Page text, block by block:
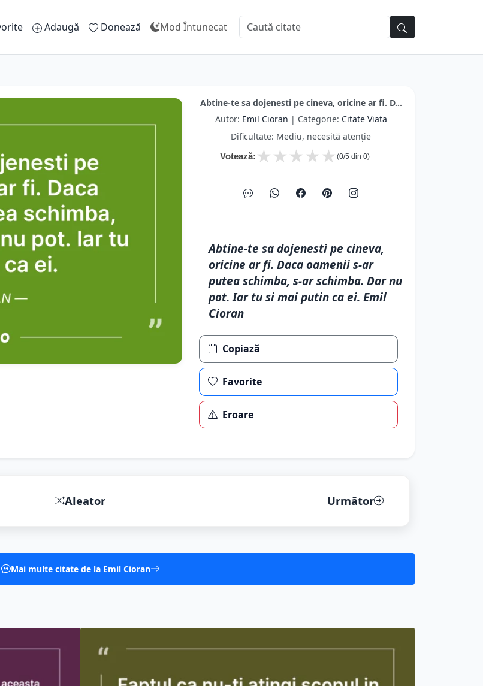
Adaugă Donează Mod Întunecat
Abtine-te sa dojenesti pe cineva, oricine ar fi. D...
Autor: Emil Cioran | Categorie: Citate Viata
Dificultate: Mediu, necesită atenție
Votează: ★
★
★
★
★ (0/5 din 0)
Abtine-te sa dojenesti pe cineva,
oricine ar fi. Daca oamenii s-ar
putea schimba, s-ar schimba. Dar nu
pot. Iar tu si mai putin ca ei. Emil
Cioran
Copiază
Favorite
Eroare
Aleator Următor
Mai multe citate de la Emil Cioran